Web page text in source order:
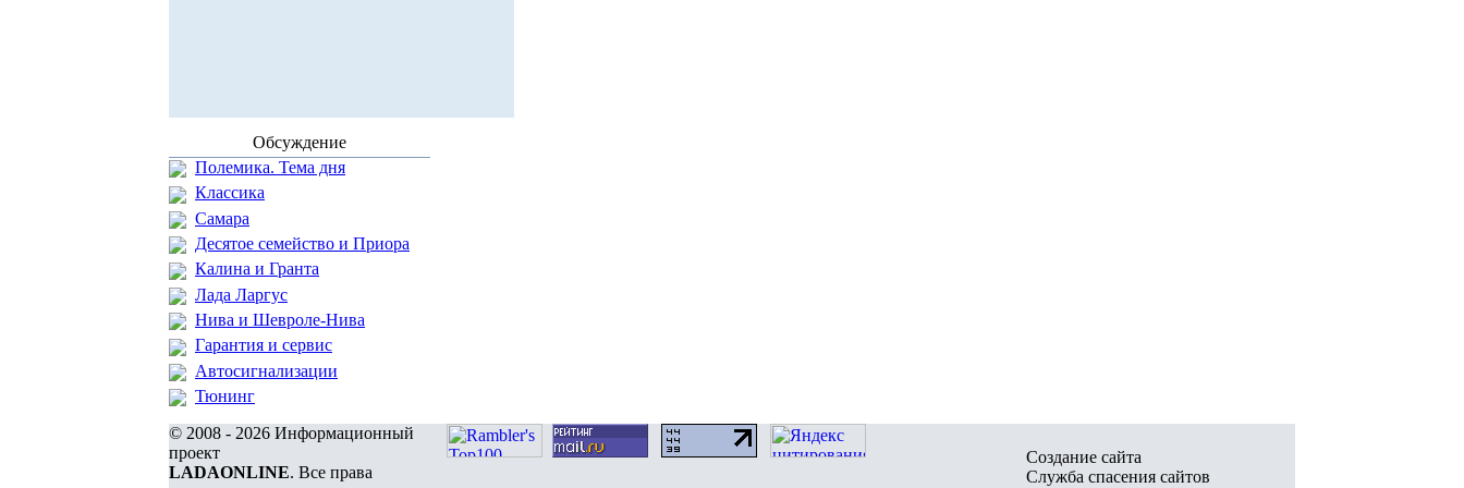
Обсуждение
Полемика. Тема дня
Классика
Самара
Десятое семейство и Приора
Калина и Гранта
Лада Ларгус
Нива и Шевроле-Нива
Гарантия и сервис
Автосигнализации
Тюнинг
© 2008 - 2026 Информационный
проект
LADAONLINE. Все права
Создание сайта
Служба спасения сайтов